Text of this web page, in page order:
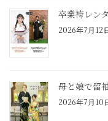
卒業袴レン
2026年7月12
母と娘で留
2026年7月10